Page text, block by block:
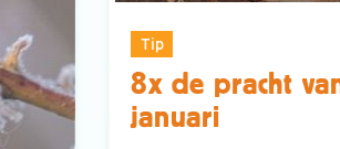
Tip
8x de pracht
januari